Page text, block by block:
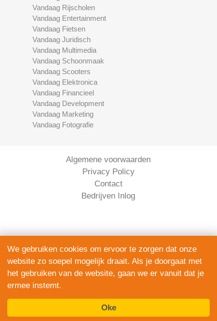
Vandaag Rijscholen
Vandaag Entertainment
Vandaag Fietsen
Vandaag Juridisch
Vandaag Multimedia
Vandaag Schoonmaak
Vandaag Scooters
Vandaag Elektronica
Vandaag Financieel
Vandaag Development
Vandaag Marketing
Vandaag Fotografie
Algemene voorwaarden
Privacy Policy
Contact
Bedrijven Inlog
Serviceright Koeriers is onderdeel van
The Right Service B.V. | KVK 90914872
We gebruiken cookies om ervoor te zorgen dat onze
website zo soepel mogelijk draait. Als je doorgaat met
het gebruiken van de website, gaan we er vanuit dat je
ermee instemt.
Oke